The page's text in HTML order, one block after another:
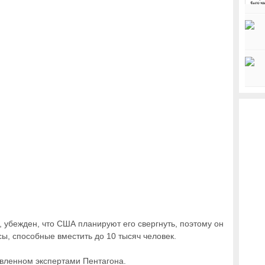
убежден, что США планируют его свергнуть, поэтому он
способные вместить до 10 тысяч человек.
экспертами Пентагона.